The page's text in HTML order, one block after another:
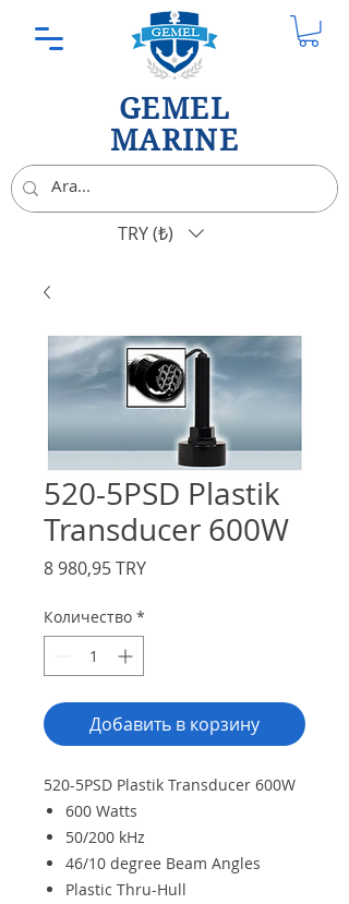
TRY (₺)
GEMEL
MARINE
520-5PSD Plastik
Transducer 600W
8 980,95 TRYЦена
Количество *
Добавить в корзину
520-5PSD Plastik Transducer 600W
600 Watts
50/200 kHz
46/10 degree Beam Angles
Plastic Thru-Hull